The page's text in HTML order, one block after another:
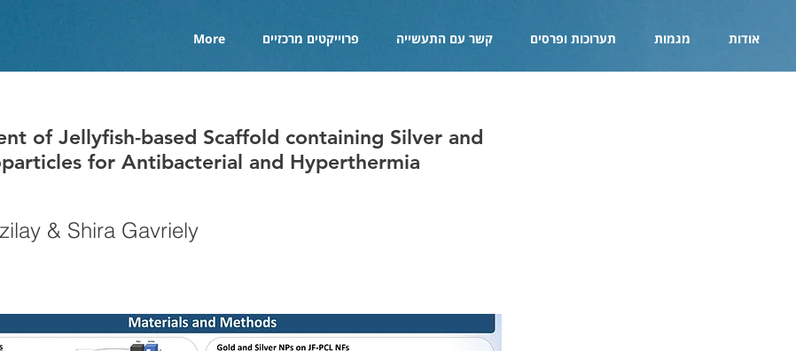
אודות מגמות תערוכות ופרסים קשר עם התעשייה פרוייקטים מרכזיים More
of Jellyfish-based Scaffold containing Silver and
for Antibacterial and Hyperthermia
& Shira Gavriely